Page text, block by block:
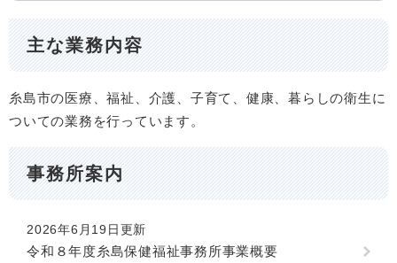
主な業務内容
糸島市の医療、福祉、介護、子育て、健康、暮らしの衛生に
ついての業務を行っています。
事務所案内
2026年6月19日更新
令和８年度糸島保健福祉事務所事業概要